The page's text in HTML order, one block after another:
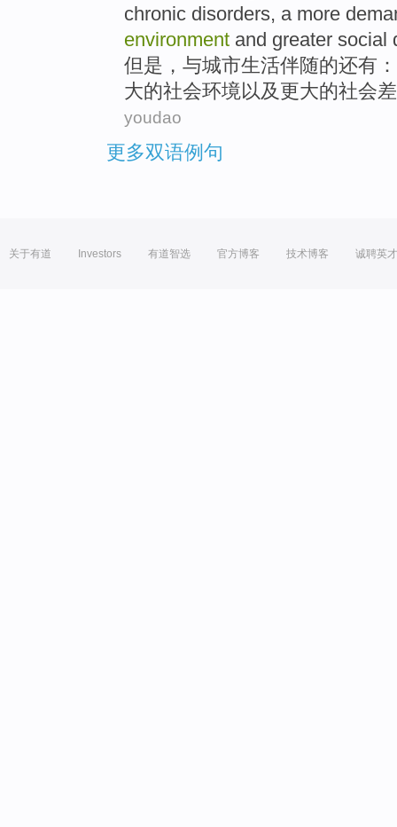
chronic disorders, a more
environment and greater social
但是 ， 与城市生活伴随的还有
大的社会环境以及 更大的社会
youdao
更多双语例句
关于有道 Investors 有道智选 官方博客 技术博客 诚聘英才